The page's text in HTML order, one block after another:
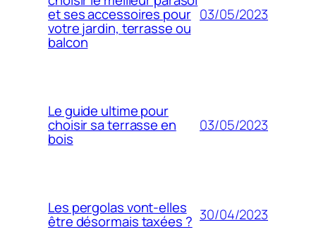
et ses accessoires pour
votre jardin, terrasse ou
balcon
03/05/2023
Le guide ultime pour
choisir sa terrasse en
bois
03/05/2023
Les pergolas vont-elles
être désormais taxées ? 30/04/2023